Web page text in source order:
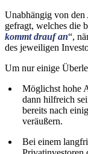
Unabhängig von
gefragt, welches die
kommt drauf an“,
des jeweiligen
Um nur einige
Möglichst hohe
dann hilfreich
bereits nach
veräußern.
Bei einem